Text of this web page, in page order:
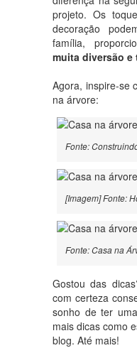
projeto. Os
decoração
família,
muita diversão
Agora, inspire-se
na árvore:
Fonte:
[Imagem] Fonte:
Fonte: Casa na
Gostou das
com certeza
sonho de ter
mais dicas como
blog. Até mais!